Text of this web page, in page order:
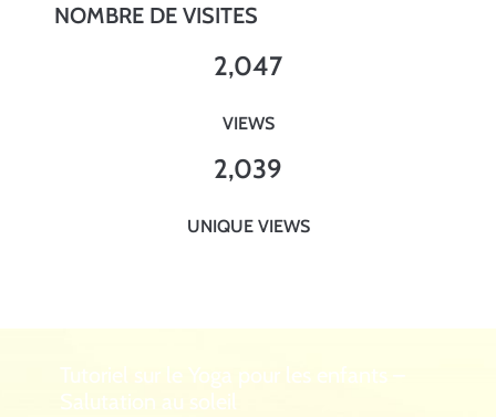
NOMBRE DE VISITES
2,047
VIEWS
2,039
UNIQUE VIEWS
Tutoriel sur le Yoga pour les enfants –
Salutation au soleil